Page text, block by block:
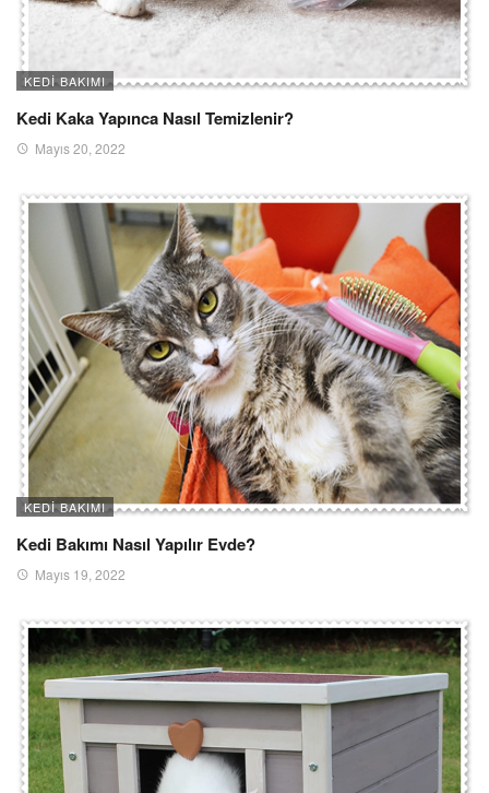
KEDI BAKIMI
Kedi Kaka Yapınca Nasıl Temizlenir?
Mayıs 20, 2022
KEDI BAKIMI
Kedi Bakımı Nasıl Yapılır Evde?
Mayıs 19, 2022